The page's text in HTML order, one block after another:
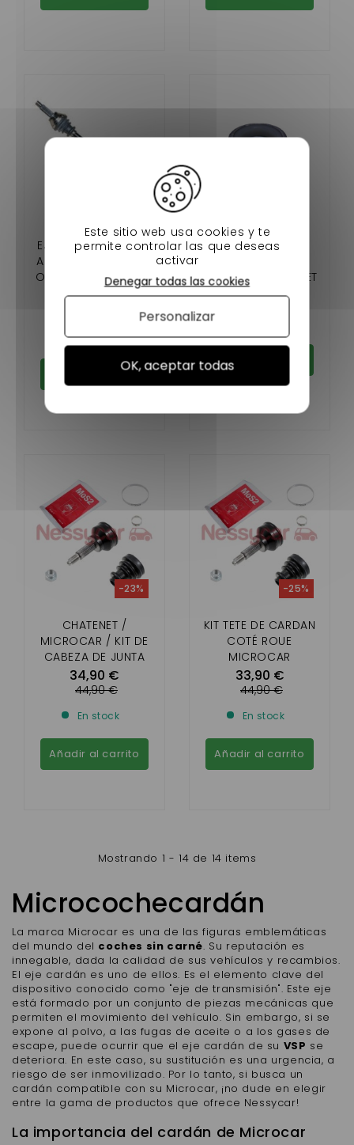
EJE DE TRANSMISIÓN
A LA DERECHA LIGIER
OPTIMAX, MICROCAR
CARGO 565 MM
99,00 €
En stock
Añadir al carrito
TUERCA DE JUNTA
COCHES SIN CARNET
0,80 €
Añadir al carrito
CHATENET /
MICROCAR / KIT DE
CABEZA DE JUNTA
UNIVERSAL LADO
RUEDA JDM
34,90 €
-23%
44,90 €
En stock
Añadir al carrito
KIT TETE DE CARDAN
COTÉ ROUE
MICROCAR
MC1,MC2,MGO,M8,F8
C,LIGIER AMBRA
50 ,FLEX,DUÉ FIRST ,
DUÉ 2,DUÉ 3
33,90 €
-25%
44,90 €
En stock
Añadir al carrito
Mostrando 1 - 14 de 14 items
Microcochecardán
La marca Microcar es una de las figuras emblemáticas
del mundo del coches sin carné. Su reputación es
innegable, dada la calidad de sus vehículos y recambios.
El eje cardán es uno de ellos. Es el elemento clave del
dispositivo conocido como "eje de transmisión". Este eje
está formado por un conjunto de piezas mecánicas que
permiten el movimiento del vehículo. Sin embargo, si se
expone al polvo, a las fugas de aceite o a los gases de
escape, puede ocurrir que el eje cardán de su VSP se
deteriora. En este caso, su sustitución es una urgencia, a
riesgo de ser inmovilizado. Por lo tanto, si busca un
cardán compatible con su Microcar, ¡no dude en elegir
entre la gama de productos que ofrece Nessycar!
La importancia del cardán de Microcar
Este sitio web usa cookies y te
permite controlar las que deseas
activar
OK, aceptar todas
Denegar todas las cookies
Personalizar